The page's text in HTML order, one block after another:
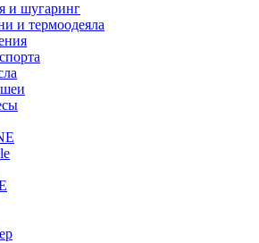
и шугаринг
и термоодеяла